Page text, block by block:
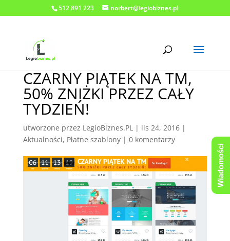
512 891 223 norbert@legiobiznes.pl
CZARNY PIĄTEK NA TM,
50% ZNIŻKI PRZEZ CAŁY
TYDZIEŃ!
utworzone przez LegioBiznes.PL| lis 24, 2016|
Aktualności, Płatne szablony| 0 komentarzy
Wiadomości